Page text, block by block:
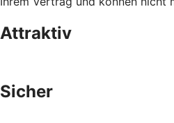
Attraktiv
Sicher